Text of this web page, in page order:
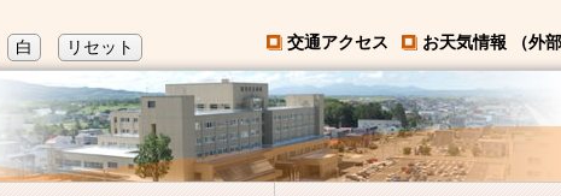
白 リセット 交通アクセス
お天気情報 （外部